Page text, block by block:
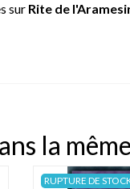
sur Rite de
la
RUPTURE DE